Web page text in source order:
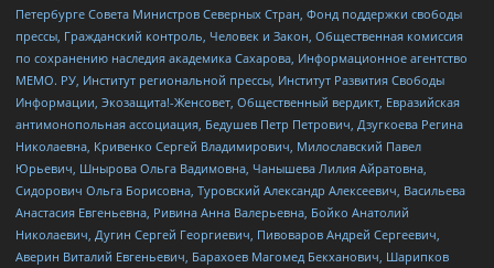
Петербурге Совета Министров Северных Стран, Фонд поддержки свободы
прессы, Гражданский контроль, Человек и Закон, Общественная комиссия
по сохранению наследия академика Сахарова, Информационное агентство
МЕМО. РУ, Институт региональной прессы, Институт Развития Свободы
Информации, Экозащита!-Женсовет, Общественный вердикт, Евразийская
антимонопольная ассоциация, Бедушев Петр Петрович, Дзугкоева Регина
Николаевна, Кривенко Сергей Владимирович, Милославский Павел
Юрьевич, Шнырова Ольга Вадимовна, Чанышева Лилия Айратовна,
Сидорович Ольга Борисовна, Туровский Александр Алексеевич, Васильева
Анастасия Евгеньевна, Ривина Анна Валерьевна, Бойко Анатолий
Николаевич, Дугин Сергей Георгиевич, Пивоваров Андрей Сергеевич,
Аверин Виталий Евгеньевич, Барахоев Магомед Бекханович, Шарипков